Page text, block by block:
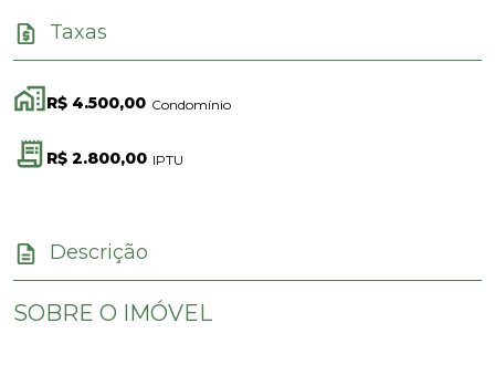
Taxas
R$ 4.500,00 Condomínio
R$ 2.800,00 IPTU
Descrição
SOBRE O IMÓVEL